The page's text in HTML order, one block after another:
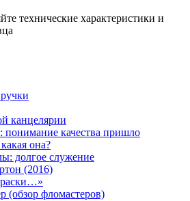
технические характеристики и
канцелярии
качества пришло
она?
долгое служение
(2016)
(обзор фломастеров)